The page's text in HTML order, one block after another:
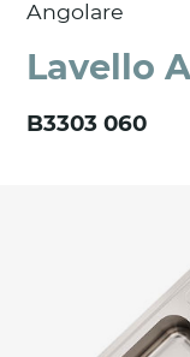
Angolare
Lavello
B3303 060
Azienda